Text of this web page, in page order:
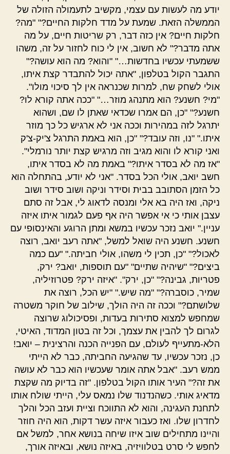
יודע מה לעשות עם עצמי, מקשיב לתעמולה הזולה של
הממשלה הזאת. שמעת על מדד חלקות החיים?" "מה?
חלקות חיים? אין כזה דבר, רק שריטות חיים, על מה
אתה מדבר?" לא חשוב, אין לי כוח לחזור על זה, משהו
ששמעתי עכשיו בחדשות…" "והוא? מה הוא עושה?"
התגבר הקול בטלפון, "אתה יכול להתבדר קצת איתו,
אולי לשחק שח, למרות שכנראה אין לך סיכוי מולו".
"מי? חשנע? הוא מתנהג מוזר…" "ככה אתה קורא לו?
חשנע?" "כן, הם אמרו שכדאי שאתן לו שם, ושהוא
יתרגל לזה במהירות וככה אני לא ארגיש כל כך מוזר
איתו." "נו, וזה עובד?" "כן, הוא באמת התרגל צ'יק-צ'ק
ואני קורא לו והוא מגיב וזה מרגיש קצת יותר נורמלי".
"אז מה לא בסדר איתו?" באמת מה לא בסדר איתו,
חשב יואב, אולי הכל בסדר. "אני לא יודע, בהתחלה הוא
כל הזמן הסתובב בבית וסידר וניקה ושוב סידר ושוב
ניקה, ואז היה בא אלי ומנסה לדאוג לי, אבל זה סתם
עצבן אותי כי אי אפשר היה אף פעם לגמור איתו איזה
עניין." יואב נזכר עכשיו במשא ומתן הרוגע והאינסופי עם
חשנע. חשנע היה שואל למשל, "אתה רעב יואב, רוצה
לאכול?" "כן, תכין לי משהו, אולי חביתה." "עם כמה
ביצים?" "שיהיה שתיים" "עם תוספות, יואב? ירק,
פטריות, גבינה?" "כן, ירק". "איזה ירק? פטרוזיליה,
שמיר, כוסברה?" "מה שיש." "יש הכל, רוצה את
שלושתם?" וככה זה היה הולך, שילוב של חוקר משטרה
שמחפש למצוא סתירות בעדות, ופסיכולוג שרוצה
לגרום לך להבין את עצמך, וכל זה בטון המדוד, האיטי,
הלא-מתעייף לעולם, עם הפנייה הכנה והרצינית – יואב!
כן, נזכר עכשיו, עד שהגיעה החביתה, כבר לא הייתי
ממש רעב. "אבל אתה אומר שעכשיו הוא כבר לא עושה
את זה?" העיר אותו הקול בטלפון. "זה בדיוק מה שקצת
מדאיג אותי. כשהנדנוד שלו נמאס עלי, הייתי שולח אותו
לתחנת העגינה, והוא לא התווכח וציית ועזב הכל והלך
לחדרון שלו. ואז כעבור איזה עשר דקות, הוא היה חוזר
והיינו מתחילים שוב איזו שיחה בנושא אחר, למשל אם
לחפש לי סרט בטלוויזיה, באיזה נושא, ובאיזה אורך,